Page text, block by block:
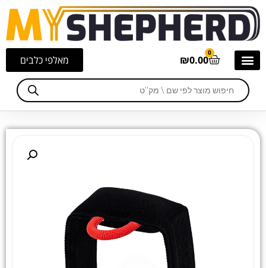
מאלפי כלבים ₪0.00
0